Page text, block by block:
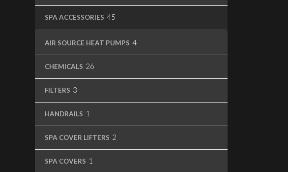
SPA ACCESSORIES 45
AIR SOURCE HEAT PUMPS 4
CHEMICALS 26
FILTERS 3
HANDRAILS 1
SPA COVER LIFTERS 2
SPA COVERS 1